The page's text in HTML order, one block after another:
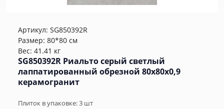
Артикул: SG850392R
Размер: 80*80 см
Вес: 41.41 кг
SG850392R Риальто серый светлый
лаппатированный обрезной 80x80x0,9
керамогранит
Плиток в упаковке:3 шт